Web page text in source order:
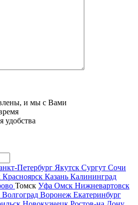
и мы с Вами
удобства
Петербург Якутск Сургут Сочи
Красноярск Казань Калининград
Томск Уфа Омск Нижневартовск
Волгоград Воронеж Екатеринбург